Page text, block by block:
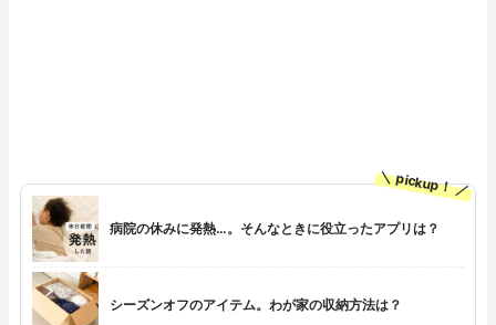
pickup！
病院の休みに発熱…。そんなときに役立ったアプリは？
シーズンオフのアイテム。わが家の収納方法は？